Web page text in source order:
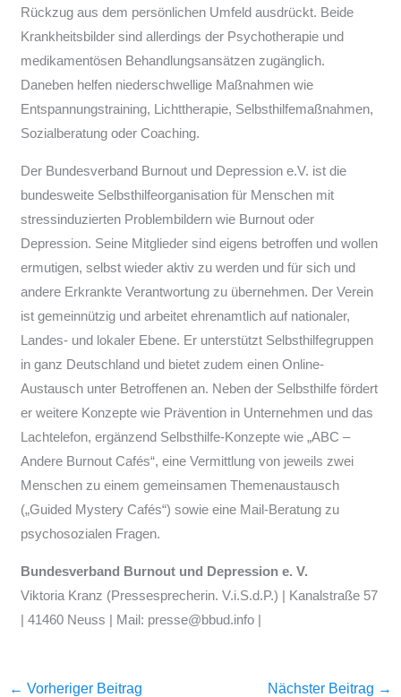
Rückzug aus dem persönlichen Umfeld ausdrückt. Beide
Krankheitsbilder sind allerdings der Psychotherapie und
medikamentösen Behandlungsansätzen zugänglich.
Daneben helfen niederschwellige Maßnahmen wie
Entspannungstraining, Lichttherapie, Selbsthilfemaßnahmen,
Sozialberatung oder Coaching.
Der Bundesverband Burnout und Depression e.V. ist die
bundesweite Selbsthilfeorganisation für Menschen mit
stressinduzierten Problembildern wie Burnout oder
Depression. Seine Mitglieder sind eigens betroffen und wollen
ermutigen, selbst wieder aktiv zu werden und für sich und
andere Erkrankte Verantwortung zu übernehmen. Der Verein
ist gemeinnützig und arbeitet ehrenamtlich auf nationaler,
Landes- und lokaler Ebene. Er unterstützt Selbsthilfegruppen
in ganz Deutschland und bietet zudem einen Online-
Austausch unter Betroffenen an. Neben der Selbsthilfe fördert
er weitere Konzepte wie Prävention in Unternehmen und das
Lachtelefon, ergänzend Selbsthilfe-Konzepte wie „ABC –
Andere Burnout Cafés“, eine Vermittlung von jeweils zwei
Menschen zu einem gemeinsamen Themenaustausch
(„Guided Mystery Cafés“) sowie eine Mail-Beratung zu
psychosozialen Fragen.
Bundesverband Burnout und Depression e. V.
Viktoria Kranz (Pressesprecherin. V.i.S.d.P.) | Kanalstraße 57
| 41460 Neuss | Mail: presse@bbud.info |
← Vorheriger Beitrag Nächster Beitrag →